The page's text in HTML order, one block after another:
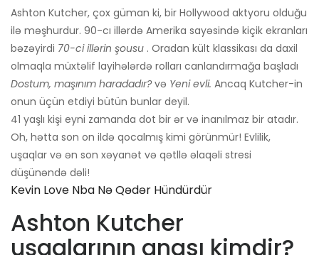
Ashton Kutcher, çox güman ki, bir Hollywood aktyoru olduğu
ilə məşhurdur. 90-cı illərdə Amerika sayəsində kiçik ekranları
bəzəyirdi 70-ci illərin şousu . Oradan kült klassikası da daxil
olmaqla müxtəlif layihələrdə rolları canlandırmağa başladı
Dostum, maşınım haradadır?və Yeni evli. Ancaq Kutcher-in
onun üçün etdiyi bütün bunlar deyil.
41 yaşlı kişi eyni zamanda dot bir ər və inanılmaz bir atadır.
Oh, hətta son on ildə qocalmış kimi görünmür! Evlilik,
uşaqlar və ən son xəyanət və qətllə əlaqəli stresi
düşünəndə dəli!
Kevin Love Nba Nə Qədər Hündürdür
Ashton Kutcher
uşaqlarının anası kimdir?